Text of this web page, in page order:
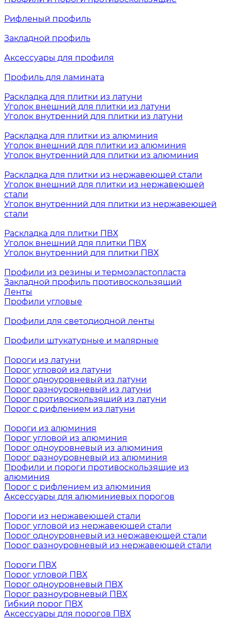
Рифленый профиль
Закладной профиль
Аксессуары для профиля
Профиль для ламината
Раскладка для плитки из латуни
Уголок внешний для плитки из латуни
Уголок внутренний для плитки из латуни
Раскладка для плитки из алюминия
Уголок внешний для плитки из алюминия
Уголок внутренний для плитки из алюминия
Раскладка для плитки из нержавеющей стали
Уголок внешний для плитки из нержавеющей
стали
Уголок внутренний для плитки из нержавеющей
стали
Раскладка для плитки ПВХ
Уголок внешний для плитки ПВХ
Уголок внутренний для плитки ПВХ
Профили из резины и термоэластопласта
Закладной профиль противоскользящий
Ленты
Профили угловые
Профили для светодиодной ленты
Профили штукатурные и малярные
Пороги из латуни
Порог угловой из латуни
Порог одноуровневый из латуни
Порог разноуровневый из латуни
Порог противоскользящий из латуни
Порог с рифлением из латуни
Пороги из алюминия
Порог угловой из алюминия
Порог одноуровневый из алюминия
Порог разноуровневый из алюминия
Профили и пороги противоскользящие из
алюминия
Порог с рифлением из алюминия
Аксессуары для алюминиевых порогов
Пороги из нержавеющей стали
Порог угловой из нержавеющей стали
Порог одноуровневый из нержавеющей стали
Порог разноуровневый из нержавеющей стали
Пороги ПВХ
Порог угловой ПВХ
Порог одноуровневый ПВХ
Порог разноуровневый ПВХ
Гибкий порог ПВХ
Аксессуары для порогов ПВХ